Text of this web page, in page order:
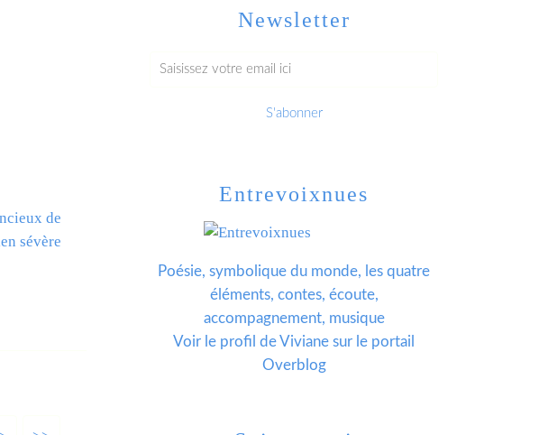
de
sévère
Newsletter
Entrevoixnues
Poésie, symbolique du monde, les quatre
éléments, contes, écoute,
accompagnement, musique
Voir le profil deViviane sur le portail
Overblog